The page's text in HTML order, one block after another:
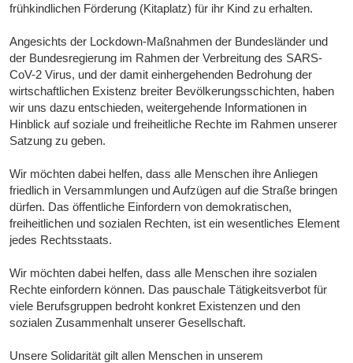
frühkindlichen Förderung (Kitaplatz) für ihr Kind zu erhalten.
Angesichts der Lockdown-Maßnahmen der Bundesländer und
der Bundesregierung im Rahmen der Verbreitung des SARS-
CoV-2 Virus, und der damit einhergehenden Bedrohung der
wirtschaftlichen Existenz breiter Bevölkerungsschichten, haben
wir uns dazu entschieden, weitergehende Informationen in
Hinblick auf soziale und freiheitliche Rechte im Rahmen unserer
Satzung zu geben.
Wir möchten dabei helfen, dass alle Menschen ihre Anliegen
friedlich in Versammlungen und Aufzügen auf die Straße bringen
dürfen. Das öffentliche Einfordern von demokratischen,
freiheitlichen und sozialen Rechten, ist ein wesentliches Element
jedes Rechtsstaats.
Wir möchten dabei helfen, dass alle Menschen ihre sozialen
Rechte einfordern können. Das pauschale Tätigkeitsverbot für
viele Berufsgruppen bedroht konkret Existenzen und den
sozialen Zusammenhalt unserer Gesellschaft.
Unsere Solidarität gilt allen Menschen in unserem